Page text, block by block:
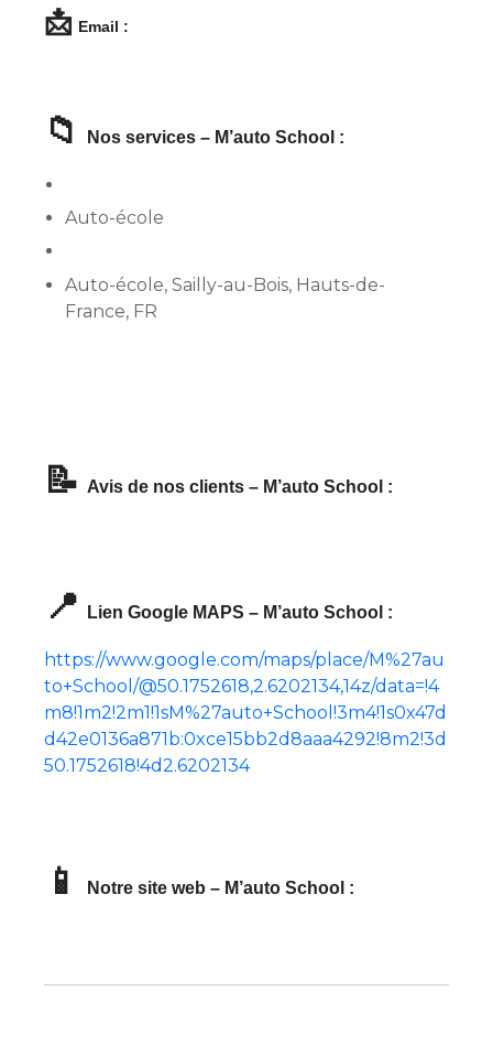
📩 Email :
📁 Nos services – M’auto School :
Auto-école
Auto-école, Sailly-au-Bois, Hauts-de-
France, FR
📝 Avis de nos clients – M’auto School :
📍 Lien Google MAPS – M’auto School :
https://www.google.com/maps/place/M%27au
to+School/@50.1752618,2.6202134,14z/data=!4
m8!1m2!2m1!1sM%27auto+School!3m4!1s0x47d
d42e0136a871b:0xce15bb2d8aaa4292!8m2!3d
50.1752618!4d2.6202134
📱 Notre site web – M’auto School :